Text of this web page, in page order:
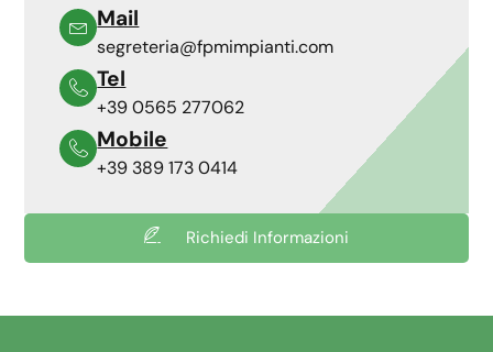
Mail
segreteria@fpmimpianti.com
Tel
+39 0565 277062
Mobile
+39 389 173 0414
Richiedi Informazioni